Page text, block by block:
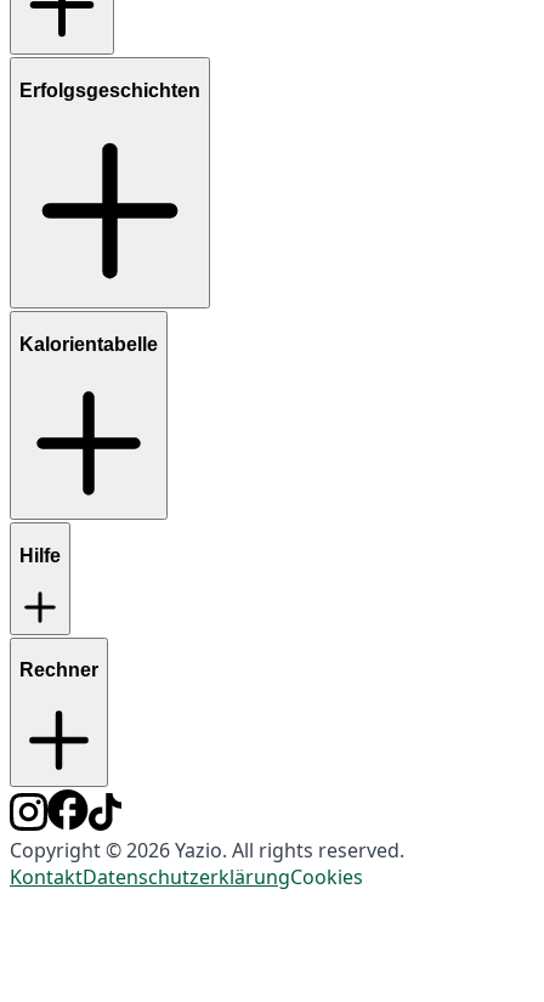
Erfolgsgeschichten
Kalorientabelle
Hilfe
Rechner
Copyright © 2026 Yazio. All rights reserved.
KontaktDatenschutzerklärungCookies